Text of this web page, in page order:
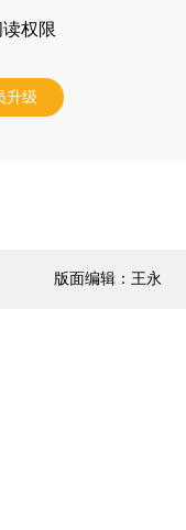
权限
升级
版面编辑：王永